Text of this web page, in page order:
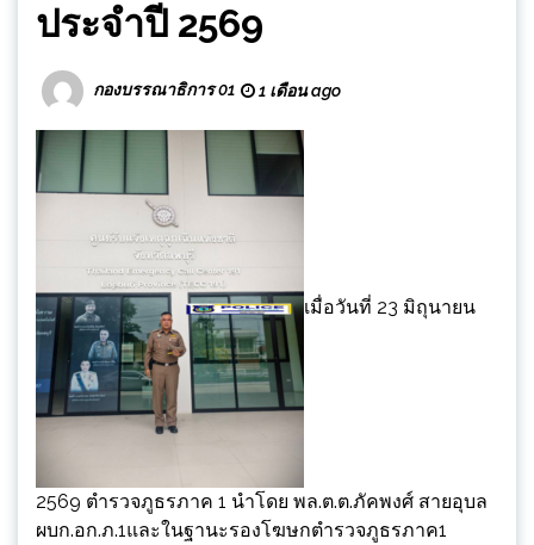
ประจำปี 2569
กองบรรณาธิการ 01 1 เดือน ago
เมื่อวันที่ 23 มิถุนายน
2569 ตำรวจภูธรภาค 1 นำโดย พล.ต.ต.ภัคพงศ์ สายอุบล
ผบก.อก.ภ.1และในฐานะรองโฆษกตำรวจภูธรภาค1